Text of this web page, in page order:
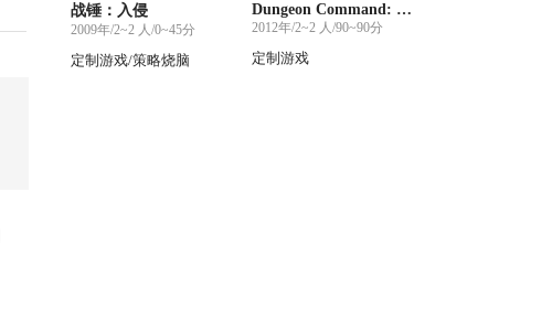
战锤：入侵
2009年/2~2 人/0~45分
定制游戏/策略烧脑
Dungeon Command: Curse of Undeath
2012年/2~2 人/90~90分
定制游戏